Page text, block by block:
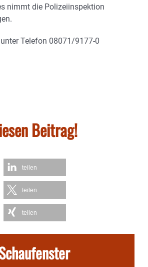
nimmt die Polizeiinspektion
Telefon 08071/9177-0
Beitrag!
teilen
teilen
teilen